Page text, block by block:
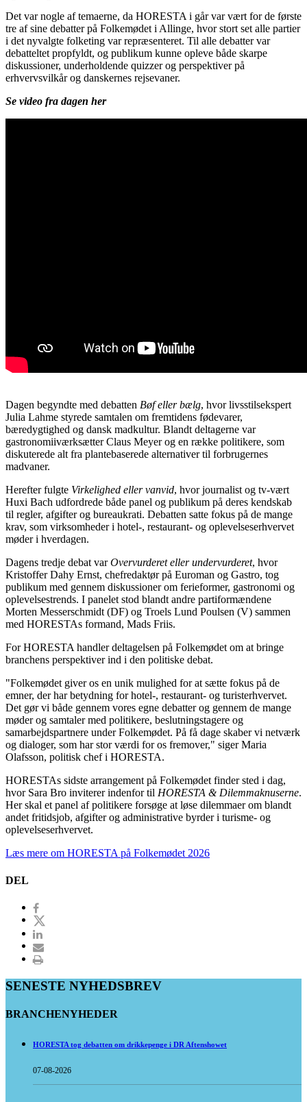
Det var nogle af temaerne, da HORESTA i går var vært for de første
tre af sine debatter på Folkemødet i Allinge, hvor stort set alle partier
i det nyvalgte folketing var repræsenteret. Til alle debatter var
debatteltet propfyldt, og publikum kunne opleve både skarpe
diskussioner, underholdende quizzer og perspektiver på
erhvervsvilkår og danskernes rejsevaner.
Se video fra dagen her
Dagen begyndte med debatten Bøf eller bælg, hvor livsstilsekspert
Julia Lahme styrede samtalen om fremtidens fødevarer,
bæredygtighed og dansk madkultur. Blandt deltagerne var
gastronomiiværksætter Claus Meyer og en række politikere, som
diskuterede alt fra plantebaserede alternativer til forbrugernes
madvaner.
Herefter fulgte Virkelighed eller vanvid, hvor journalist og tv-vært
Huxi Bach udfordrede både panel og publikum på deres kendskab
til regler, afgifter og bureaukrati. Debatten satte fokus på de mange
krav, som virksomheder i hotel-, restaurant- og oplevelseserhvervet
møder i hverdagen.
Dagens tredje debat varOvervurderet eller undervurderet, hvor
Kristoffer Dahy Ernst, chefredaktør på Euroman og Gastro, tog
publikum med gennem diskussioner om ferieformer, gastronomi og
oplevelsestrends. I panelet stod blandt andre partiformændene
Morten Messerschmidt (DF) og Troels Lund Poulsen (V) sammen
med HORESTAs formand, Mads Friis.
For HORESTA handler deltagelsen på Folkemødet om at bringe
branchens perspektiver ind i den politiske debat.
"Folkemødet giver os en unik mulighed for at sætte fokus på de
emner, der har betydning for hotel-, restaurant- og turisterhvervet.
Det gør vi både gennem vores egne debatter og gennem de mange
møder og samtaler med politikere, beslutningstagere og
samarbejdspartnere under Folkemødet. På få dage skaber vi netværk
og dialoger, som har stor værdi for os fremover," siger Maria
Olafsson, politisk chef i HORESTA.
HORESTAs sidste arrangement på Folkemødet finder sted i dag,
hvor Sara Bro inviterer indenfor til HORESTA & Dilemmaknuserne.
Her skal et panel af politikere forsøge at løse dilemmaer om blandt
andet fritidsjob, afgifter og administrative byrder i turisme- og
oplevelseserhvervet.
Læs mere om HORESTA på Folkemødet 2026
DEL
SENESTE NYHEDSBREV
BRANCHENYHEDER
HORESTA tog debatten om drikkepenge i DR Aftenshowet
07-08-2026